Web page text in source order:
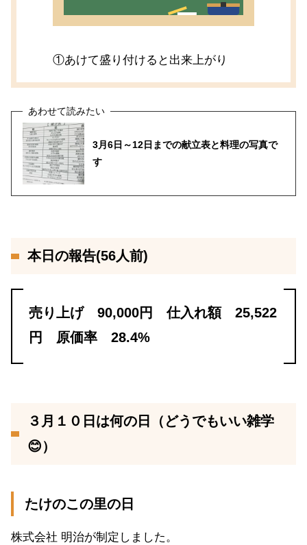
①あけて盛り付けると出来上がり
3月6日～12日までの献立表と料理の写真で
す
本日の報告(56人前)
売り上げ 90,000円 仕入れ額 25,522
円 原価率 28.4%
３月１０日は何の日（どうでもいい雑学
😊）
たけのこの里の日
株式会社 明治が制定しました。